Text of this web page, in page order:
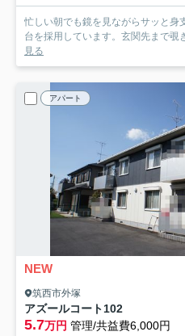
忙しい朝でも鏡を見ながらサッと身
台を採用しています。玄関先まで覗
見る
アパート
NEW
筑西市外塚
アズールコート102
5.7万円 管理/共益費6,000円